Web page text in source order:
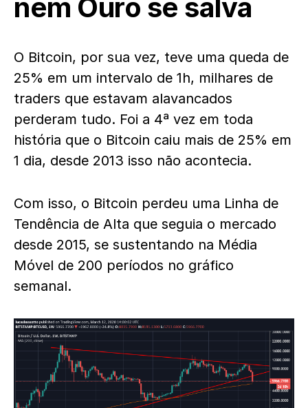
nem Ouro se salva
O Bitcoin, por sua vez, teve uma queda de
25% em um intervalo de 1h, milhares de
traders que estavam alavancados
perderam tudo. Foi a 4ª vez em toda
história que o Bitcoin caiu mais de 25% em
1 dia, desde 2013 isso não acontecia.
Com isso, o Bitcoin perdeu uma Linha de
Tendência de Alta que seguia o mercado
desde 2015, se sustentando na Média
Móvel de 200 períodos no gráfico
semanal.